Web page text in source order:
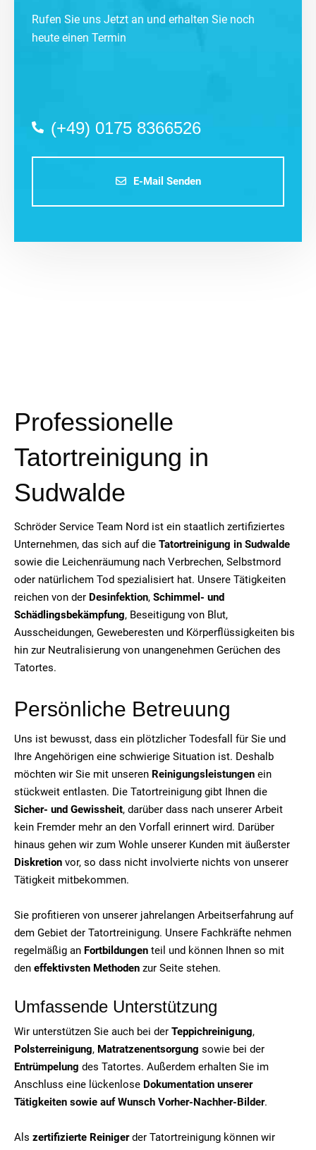
Rufen Sie uns Jetzt an und erhalten Sie noch
heute einen Termin
(+49) 0175 8366526
E-Mail Senden
Professionelle
Tatortreinigung in
Sudwalde
Schröder Service Team Nord ist ein staatlich zertifiziertes
Unternehmen, das sich auf die Tatortreinigung in Sudwalde
sowie die Leichenräumung nach Verbrechen, Selbstmord
oder natürlichem Tod spezialisiert hat. Unsere Tätigkeiten
reichen von der Desinfektion, Schimmel- und
Schädlingsbekämpfung, Beseitigung von Blut,
Ausscheidungen, Geweberesten und Körperflüssigkeiten bis
hin zur Neutralisierung von unangenehmen Gerüchen des
Tatortes.
Persönliche Betreuung
Uns ist bewusst, dass ein plötzlicher Todesfall für Sie und
Ihre Angehörigen eine schwierige Situation ist. Deshalb
möchten wir Sie mit unseren Reinigungsleistungen ein
stückweit entlasten. Die Tatortreinigung gibt Ihnen die
Sicher- und Gewissheit, darüber dass nach unserer Arbeit
kein Fremder mehr an den Vorfall erinnert wird. Darüber
hinaus gehen wir zum Wohle unserer Kunden mit äußerster
Diskretion vor, so dass nicht involvierte nichts von unserer
Tätigkeit mitbekommen.
Sie profitieren von unserer jahrelangen Arbeitserfahrung auf
dem Gebiet der Tatortreinigung. Unsere Fachkräfte nehmen
regelmäßig an Fortbildungen teil und können Ihnen so mit
den effektivsten Methoden zur Seite stehen.
Umfassende Unterstützung
Wir unterstützen Sie auch bei der Teppichreinigung,
Polsterreinigung, Matratzenentsorgung sowie bei der
Entrümpelung des Tatortes. Außerdem erhalten Sie im
Anschluss eine lückenlose Dokumentation unserer
Tätigkeiten sowie auf Wunsch Vorher-Nachher-Bilder.
Als zertifizierte Reinigerder Tatortreinigung können wir